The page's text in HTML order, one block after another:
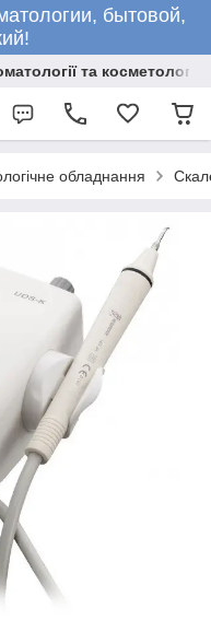
бытовой,
та косметології
обладнання